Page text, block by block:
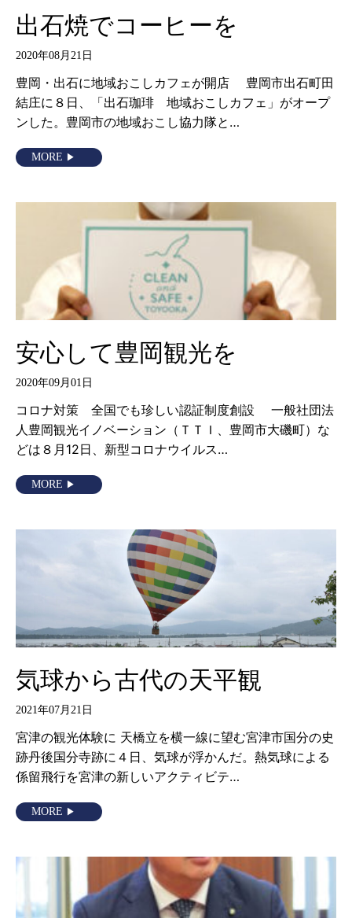
出石焼でコーヒーを
2020年08月21日
豊岡・出石に地域おこしカフェが開店 豊岡市出石町田
結庄に８日、「出石珈琲 地域おこしカフェ」がオープ
ンした。豊岡市の地域おこし協力隊と…
MORE
安心して豊岡観光を
2020年09月01日
コロナ対策 全国でも珍しい認証制度創設 一般社団法
人豊岡観光イノベーション（ＴＴＩ、豊岡市大磯町）な
どは８月12日、新型コロナウイルス…
MORE
気球から古代の天平観
2021年07月21日
宮津の観光体験に 天橋立を横一線に望む宮津市国分の史
跡丹後国分寺跡に４日、気球が浮かんだ。熱気球による
係留飛行を宮津の新しいアクティビテ…
MORE